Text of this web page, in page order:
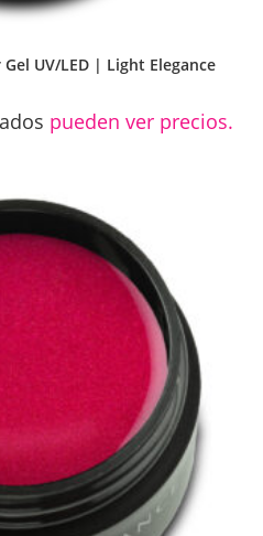
UV/LED | Light Elegance
pueden ver precios.